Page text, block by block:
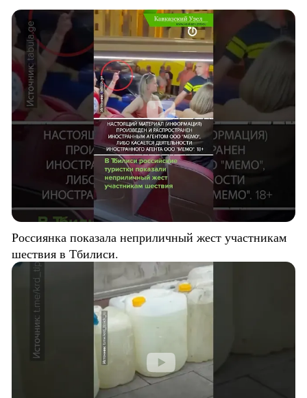
Россиянка показала неприличный жест участникам
шествия в Тбилиси.